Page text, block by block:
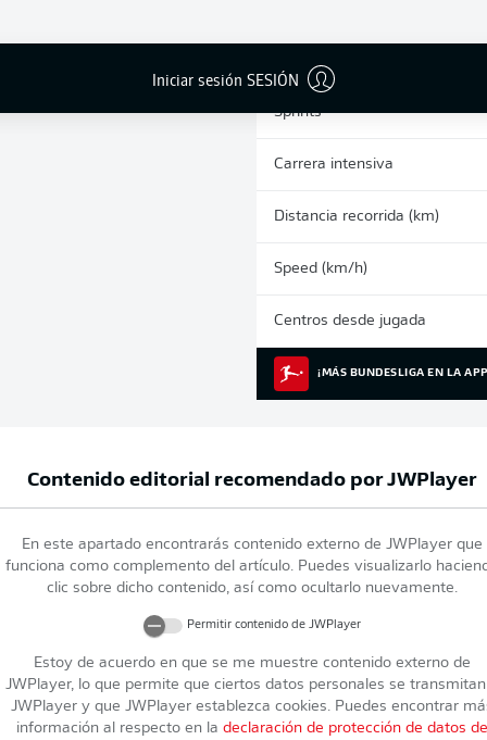
Iniciar sesión SESIÓN
Sprints
Carrera intensiva
Distancia recorrida (km)
Speed (km/h)
Centros desde jugada
¡MÁS BUNDESLIGA EN LA
Contenido editorial recomendado porJWPlayer
En este apartado encontrarás contenido externo de JWPlayer que
funciona como complemento del artículo. Puedes visualizarlo
clic sobre dicho contenido, así como ocultarlo nuevamente.
Permitir contenido de JWPlayer
Estoy de acuerdo en que se me muestre contenido externo de
JWPlayer, lo que permite que ciertos datos personales se
JWPlayer y que JWPlayer establezca cookies. Puedes encontrar
información al respecto en la declaración de protección de datos de